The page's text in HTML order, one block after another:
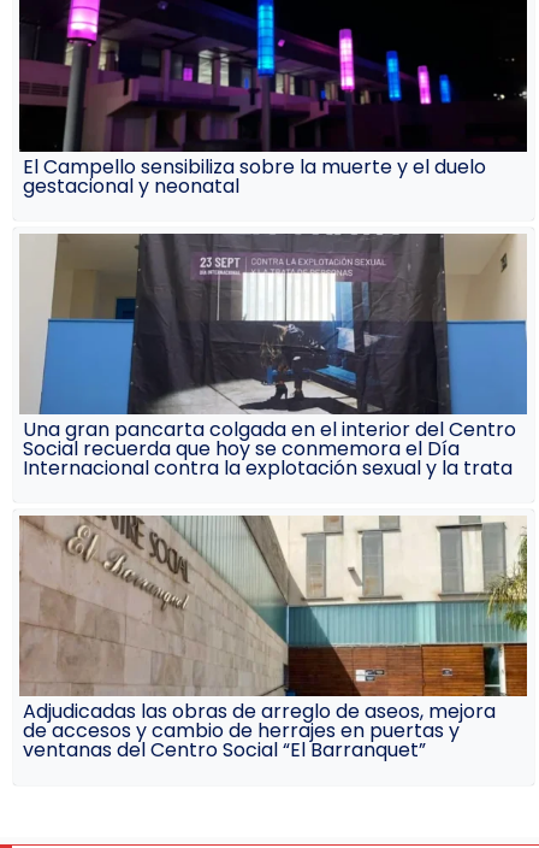
El Campello sensibiliza sobre la muerte y el duelo
gestacional y neonatal
Una gran pancarta colgada en el interior del Centro
Social recuerda que hoy se conmemora el Día
Internacional contra la explotación sexual y la trata
Adjudicadas las obras de arreglo de aseos, mejora
de accesos y cambio de herrajes en puertas y
ventanas del Centro Social “El Barranquet”